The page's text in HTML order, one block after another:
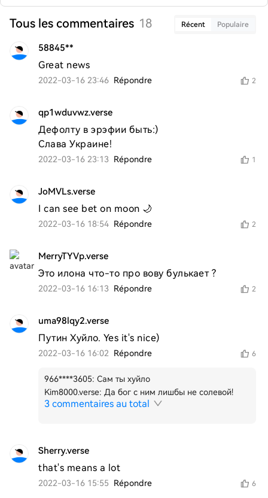
Tous les commentaires 18 Récent Populaire
58845**
Great news
2022-03-16 23:46 Répondre 2
qp1wduvwz.verse
Дефолту в эрэфии быть:)
Слава Украине!
2022-03-16 23:13 Répondre 1
JoMVLs.verse
I can see bet on moon 🌙
2022-03-16 18:54 Répondre 2
MerryTYVp.verse
Это илона что-то про вову булькает ?
2022-03-16 16:13 Répondre 2
uma98lqy2.verse
Путин Хуйло. Yes it's nice)
2022-03-16 16:02 Répondre 6
966****3605: Сам ты хуйло
Kim8000.verse: Да бог с ним лишбы не солевой!
3 commentaires au total
Sherry.verse
that's means a lot
2022-03-16 15:55 Répondre 6